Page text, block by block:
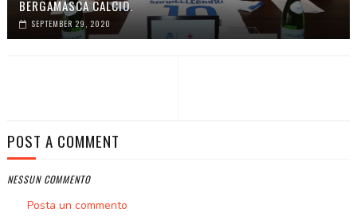
BERGAMASCA CALCIO.
SEPTEMBER 29, 2020
POST A COMMENT
NESSUN COMMENTO
Posta un commento